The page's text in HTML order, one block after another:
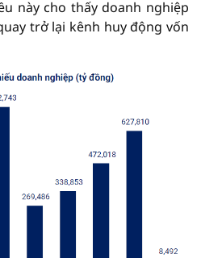
này cho thấy doanh nghiệp
trở lại kênh huy động vốn